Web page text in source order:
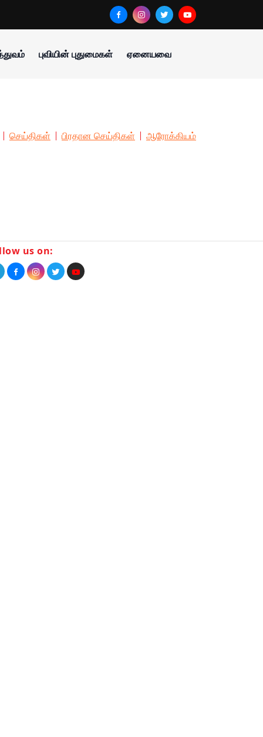
புவியின் புதுமைகள் ஏனையவை
செய்திகள் பிரதான செய்திகள் ஆரோக்கியம்
us on: